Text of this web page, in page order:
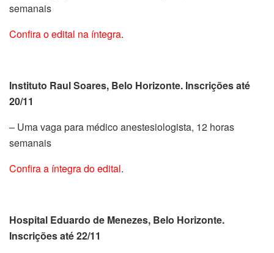
semanais
Confira o edital na íntegra.
Instituto Raul Soares, Belo Horizonte. Inscrições até
20/11
– Uma vaga para médico anestesiologista, 12 horas
semanais
Confira a íntegra do edital.
Hospital Eduardo de Menezes, Belo Horizonte.
Inscrições até 22/11